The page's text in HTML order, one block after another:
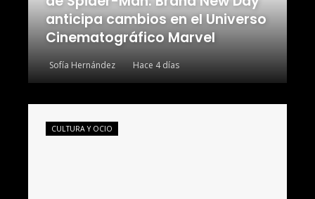
anticipa cambios en el Universo
Cinematográfico Marvel
Sofía Hernández Hace 4 días
CULTURA Y OCIO